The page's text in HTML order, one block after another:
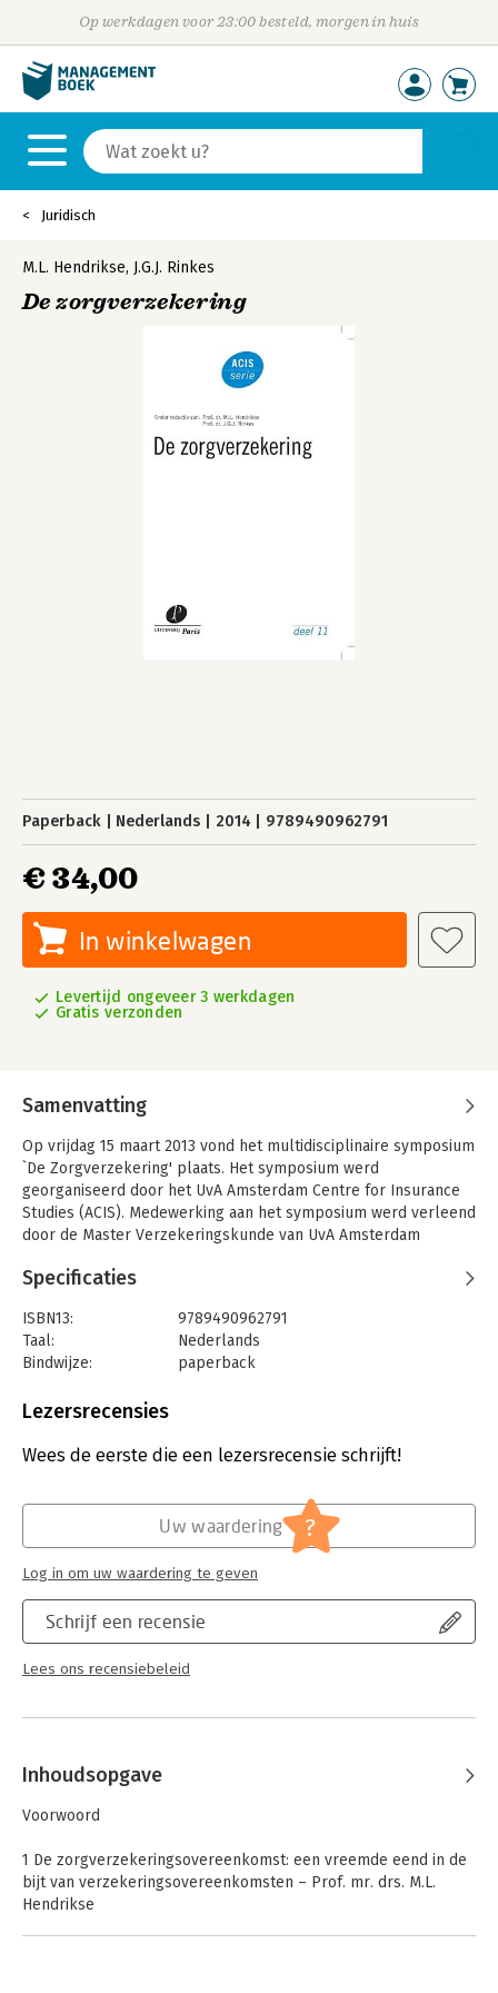
Op werkdagen voor 23:00 besteld, morgen in huis
Juridisch
M.L. Hendrikse, J.G.J. Rinkes
De zorgverzekering
Paperback Nederlands 2014 9789490962791
€ 34,00
In winkelwagen
Levertijd ongeveer 3 werkdagen
Gratis verzonden
Samenvatting
Op vrijdag 15 maart 2013 vond het multidisciplinaire symposium
`De Zorgverzekering' plaats. Het symposium werd
georganiseerd door het UvA Amsterdam Centre for Insurance
Studies (ACIS). Medewerking aan het symposium werd verleend
door de Master Verzekeringskunde van UvA Amsterdam
voor Postacademisch Juridisch Onderwijs van de Universiteit
symposiumprogramma zes van de acht aldaar door de
sprekers gehouden voordrachten aan. Alle auteurs zijn aan
ACIS verbonden.In de bijdragen wordt wetenschappelijke
het weergeven van de `state of the art' is beoogd voor zover
waar pasklare antwoorden niet (direct) voorhanden zijn en zijn
uitgangspunten en oplossingen geplaatst.
Specificaties
ISBN13:
9789490962791
Taal:
Nederlands
Bindwijze:
paperback
Uitgever:
Bestuurlijke aspecten gezondheidszorg
[w.o. tarieven gezondheidszorg
(vergoedingen); geneesmiddelen;
zorginstellingen; zorgverzekeraars]
Serie:
ACIS Serie - UvA Amsterdam Centre for
Insurance Studies
Lezersrecensies
Wees de eerste die een lezersrecensie schrijft!
Schrijf een recensie
Lees ons recensiebeleid
Uw waardering ?
Log in om uw waardering te geven
Inhoudsopgave
Voorwoord
1 De zorgverzekeringsovereenkomst: een vreemde eend in de
bijt van verzekeringsovereenkomsten – Prof. mr. drs. M.L.
Hendrikse